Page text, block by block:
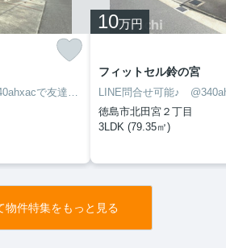
LINE問合せ可能♪ @340ahxacで友達検索して下さい
10万円
フィットセル鈴の宮
徳島市北田宮２丁目
3LDK (79.35㎡)
物件特集をもっと見る